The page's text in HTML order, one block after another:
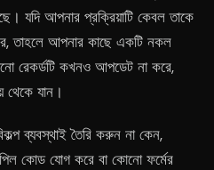
যদি আপনার প্রক্রিয়াটি কেবল তাকে
তাহলে আপনার কাছে একটি নকল
রেকর্ডটি কখনও আপডেট না করে,
থেকে যান।
ব্যবস্থাই তৈরি করুন না কেন,
কোড যোগ করে বা কোনো ফর্মের